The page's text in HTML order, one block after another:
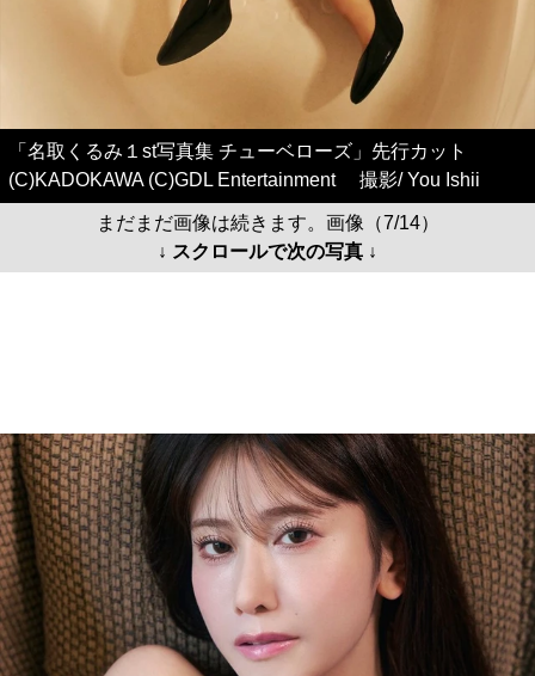
「名取くるみ１st写真集 チューベローズ」先行カット
(C)KADOKAWA (C)GDL Entertainment 撮影/ You Ishii
まだまだ画像は続きます。画像（7/14）
↓ スクロールで次の写真 ↓